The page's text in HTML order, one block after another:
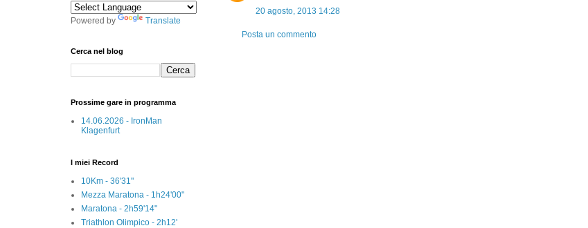
20 agosto, 2013 14:28
Posta un commento
Powered by Translate
Cerca nel blog
Prossime gare in programma
14.06.2026 - IronMan
Klagenfurt
I miei Record
10Km - 36'31"
Mezza Maratona - 1h24'00"
Maratona - 2h59'14"
Triathlon Olimpico - 2h12'